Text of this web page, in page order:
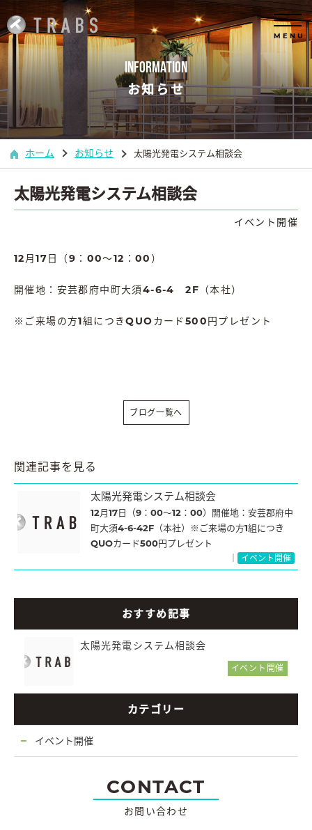
MENU
INFORMATION
お知らせ
ホーム お知らせ 太陽光発電システム相談会
太陽光発電システム相談会
イベント開催
12月17日（9：00～12：00）
開催地：安芸郡府中町大須4-6-4 2F（本社）
※ご来場の方1組につきQUOカード500円プレゼント
ブログ一覧へ
関連記事を見る
太陽光発電システム相談会
12月17日（9：00～12：00）開催地：安芸郡府中
町大須4-6-42F（本社）※ご来場の方1組につき
QUOカード500円プレゼント
イベント開催
おすすめ記事
太陽光発電システム相談会
イベント開催
カテゴリー
イベント開催
CONTACT
お問い合わせ